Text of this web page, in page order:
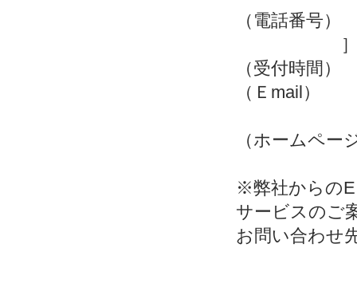
（電話
（受付時
（Ｅmail
（ホームペ
※弊社からの
サービスのご
お問い合わせ